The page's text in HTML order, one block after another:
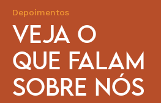
Depoimentos
VEJA O
QUE FALAM
SOBRE NÓS